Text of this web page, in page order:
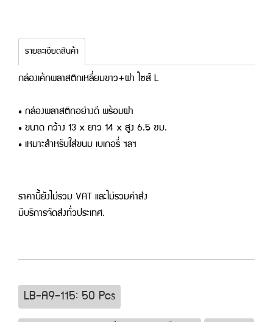
รายละเอียดสินค้า
กล่องเค้กพลาสติกเหลี่ยมขาว+ฝา ไซส์ L
• กล่องพลาสติกอย่างดี พร้อมฝา
• ขนาด กว้าง 13 x ยาว 14 x สูง 6.5 ซม.
• เหมาะสำหรับใส่ขนม เบเกอรี่ ฯลฯ
ราคานี้ยังไม่รวม VAT และไม่รวมค่าส่ง
มีบริการจัดส่งทั่วประเทศ.
LB-A9-115: 50 Pcs